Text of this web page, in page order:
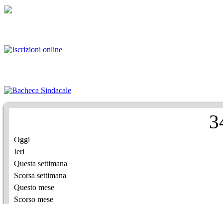
3
Oggi
Ieri
Questa settimana
Scorsa settimana
Questo mese
Scorso mese